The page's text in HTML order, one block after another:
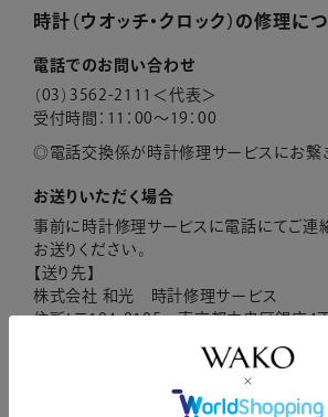
時計（ウオッチ・クロック）の修理に
電話でのお問い合わせ
（03）3562-2111＜代表＞
受付時間：11：00～19：00
電話交換係が時計修理サービスにお繋
お送りいただく場合
事前に時計修理サービスに電話にてご連
お送りください。
【送り先】
株式会社 和光 時計修理サービス
住所：〒104-8105 東京都中央区銀座4
修理希望内容、お名前、ご住所、日中ご
を明記してください。